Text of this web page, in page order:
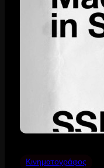
Κινηματογράφος